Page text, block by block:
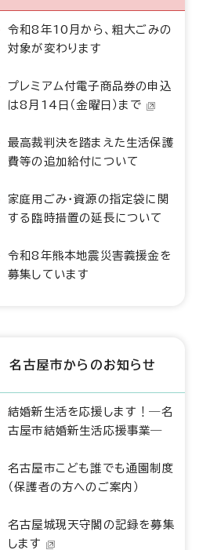
令和8年10月から、粗大ごみの
対象が変わります
プレミアム付電子商品券の申込
は8月14日（金曜日）まで
最高裁判決を踏まえた生活保護
費等の追加給付について
家庭用ごみ・資源の指定袋に関
する臨時措置の延長について
令和8年熊本地震災害義援金を
募集しています
名古屋市からのお知らせ
結婚新生活を応援します！―名
古屋市結婚新生活応援事業―
名古屋市こども誰でも通園制度
（保護者の方へのご案内）
名古屋城現天守閣の記録を募集
します